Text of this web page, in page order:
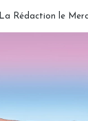
La Rédaction le